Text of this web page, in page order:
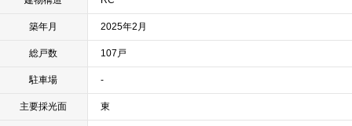
築年月 2025年2月
総戸数 107戸
駐車場 -
主要採光面 東